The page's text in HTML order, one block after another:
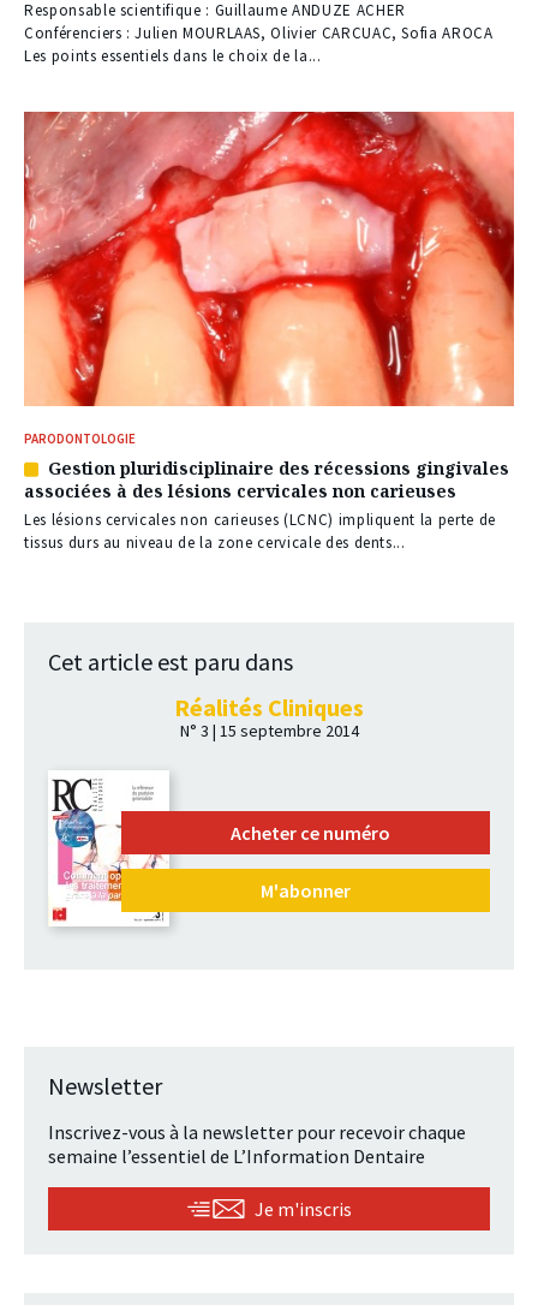
à
nos
abonnés
Responsable scientifique : Guillaume ANDUZE ACHER
Conférenciers : Julien MOURLAAS, Olivier CARCUAC, Sofia AROCA
Les points essentiels dans le choix de la...
PARODONTOLOGIE
Article
réservé
à
nos
Gestion pluridisciplinaire des récessions gingivales
associées à des lésions cervicales non carieuses
Les lésions cervicales non carieuses (LCNC) impliquent la perte de
tissus durs au niveau de la zone cervicale des dents...
Cet article est paru dans
Réalités Cliniques
N° 3 | 15 septembre 2014
Acheter ce numéro
M'abonner
Newsletter
Inscrivez-vous à la newsletter pour recevoir chaque
semaine l’essentiel de L’Information Dentaire
Je m'inscris